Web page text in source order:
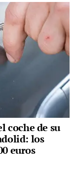
coche de su
los
euros